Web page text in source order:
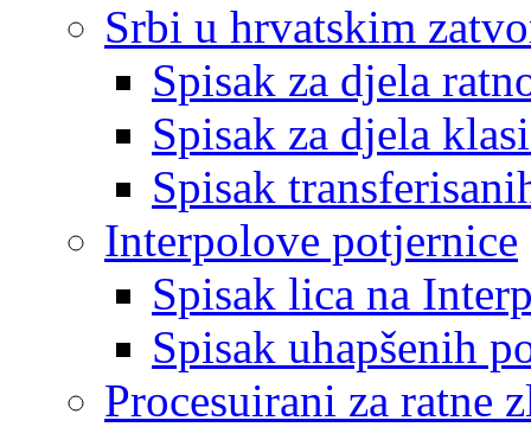
Srbi u hrvatskim
Spisak za djela
Spisak za djela
Spisak
Interpolove potjernice
Spisak lica na
Spisak uhapšenih
Procesuirani za ratne